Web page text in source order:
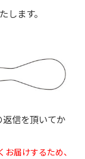
ます。
信を頂いてか
届けするため、